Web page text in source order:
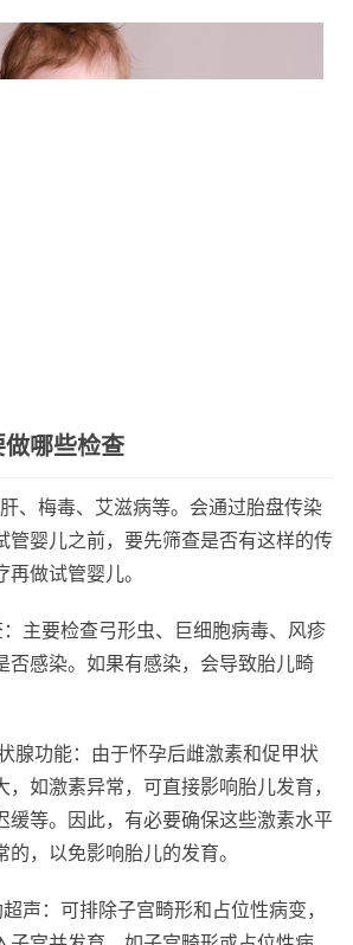
哪些检查
、梅毒、艾滋病等。会通过胎盘传染
管婴儿之前，要先筛查是否有这样的传
做试管婴儿。
主要检查弓形虫、巨细胞病毒、风疹
否感染。如果有感染，会导致胎儿畸
腺功能：由于怀孕后雌激素和促甲状
如激素异常，可直接影响胎儿发育，
缓等。因此，有必要确保这些激素水平
，以免影响胎儿的发育。
声：可排除子宫畸形和占位性病变，